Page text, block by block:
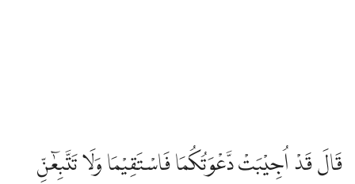
قَالَ قَدْ اُجِيْبَتْ دَّعْوَتُكُمَا فَاسْتَقِيْمَا وَلَا تَتَّبِعٰۤنِّ